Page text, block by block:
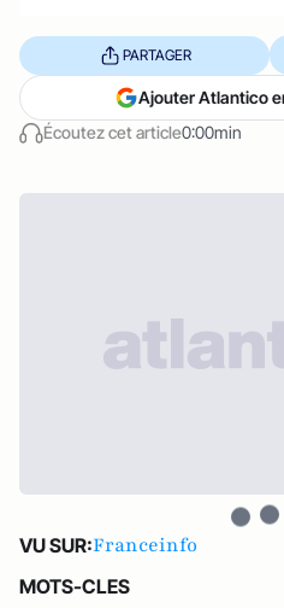
Écoutez cet article0:00min
PARTAGER
Ajouter Atlantico
VU SUR:Franceinfo
MOTS-CLES